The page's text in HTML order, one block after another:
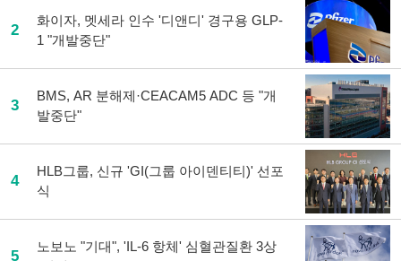
2
화이자, 멧세라 인수 '디앤디' 경구용 GLP-
1 "개발중단"
3
BMS, AR 분해제·CEACAM5 ADC 등 "개
발중단"
4
HLB그룹, 신규 'GI(그룹 아이덴티티)' 선포
식
5
노보노 "기대", 'IL-6 항체' 심혈관질환 3상